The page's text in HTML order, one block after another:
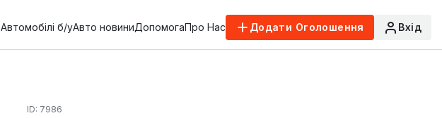
Автомобілі б/уАвто новиниДопомогаПро Нас Додати Оголошення Вхід
ID: 7986